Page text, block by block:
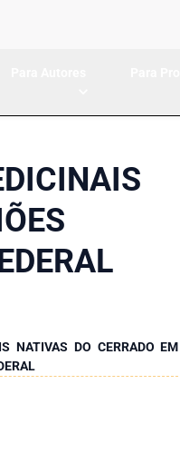
NATIVAS DO CERRADO EM